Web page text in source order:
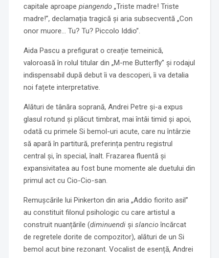
capitale aproape piangendo„Triste madre! Triste
madre!”, declamația tragică și aria subsecventă „Con
onor muore… Tu? Tu? Piccolo Iddio”.
Aida Pascu a prefigurat o creație temeinică,
valoroasă în rolul titular din „M-me Butterfly” și rodajul
indispensabil după debut îi va descoperi, îi va detalia
noi fațete interpretative.
Alături de tânăra soprană, Andrei Petre și-a expus
glasul rotund și plăcut timbrat, mai întâi timid și apoi,
odată cu primele Si bemol-uri acute, care nu întârzie
să apară în partitură, preferința pentru registrul
central și, în special, înalt. Frazarea fluentă și
expansivitatea au fost bune momente ale duetului din
primul act cu Cio-Cio-san.
Remușcările lui Pinkerton din aria „Addio fiorito asil”
au constituit filonul psihologic cu care artistul a
construit nuanțările (diminuendiși slancioîncărcat
de regretele dorite de compozitor), alături de un Si
bemol acut bine rezonant. Vocalist de esență, Andrei